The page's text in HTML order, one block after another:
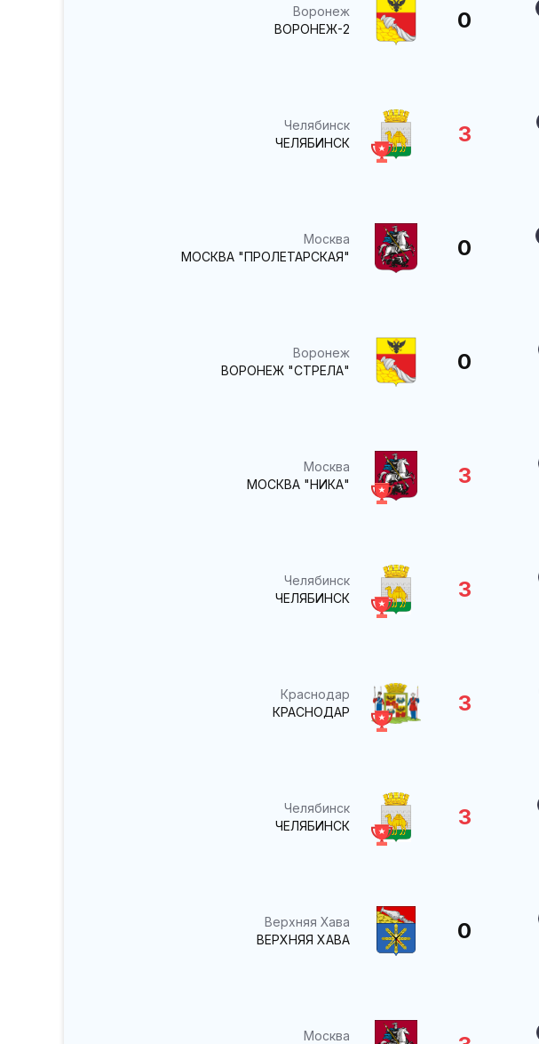
Воронеж
ВОРОНЕЖ-2
0
Челябинск
ЧЕЛЯБИНСК
3
Москва
МОСКВА "ПРОЛЕТАРСКАЯ"
0
Воронеж
ВОРОНЕЖ "СТРЕЛА"
0
Москва
МОСКВА "НИКА"
3
Челябинск
ЧЕЛЯБИНСК
3
Краснодар
КРАСНОДАР
3
Челябинск
ЧЕЛЯБИНСК
3
Верхняя Хава
ВЕРХНЯЯ ХАВА
0
Москва